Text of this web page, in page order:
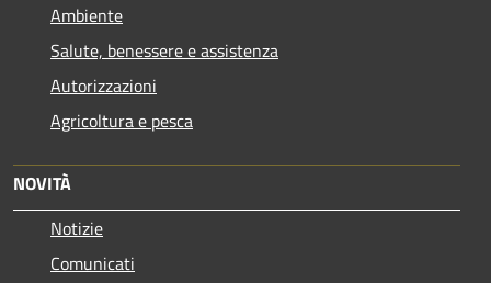
Ambiente
Salute, benessere e assistenza
Autorizzazioni
Agricoltura e pesca
NOVITÀ
Notizie
Comunicati